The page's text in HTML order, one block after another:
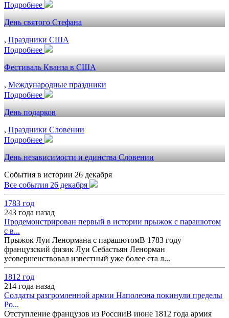
Подробнее
День святого Стефана
, Праздники США
Подробнее
Фестиваль Кванза в США
, Международные праздники
Подробнее
День подарков
, Праздники Словении
Подробнее
День независимости и единства Словении
События в истории 26 декабря
Все события 26 декабря
1783 год
243 года назад
Продемонстрирован первый в истории прыжок с парашютом
с в...
Прыжок Луи Ленормана с парашютомВ 1783 году
французский физик Луи Себастьян Ленорман
усовершенствовал известный уже более ста л...
1812 год
214 года назад
Солдаты разгромленной армии Наполеона покинули пределы
Ро...
Отступление французов из РоссииВ июне 1812 года армия